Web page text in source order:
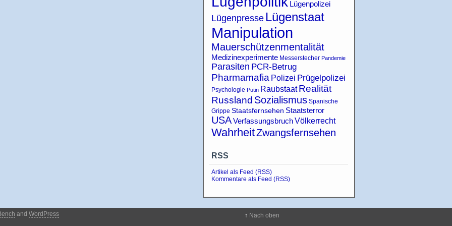
Lügenpolizei
Lügenpresse Lügenstaat
Manipulation
Mauerschützenmentalität
Medizinexperimente Messerstecher Pandemie
Parasiten PCR-Betrug
Pharmamafia Polizei Prügelpolizei
Psychologie Putin Raubstaat Realität
Russland Sozialismus Spanische
Grippe Staatsfernsehen Staatsterror
USAVerfassungsbruchVölkerrecht
WahrheitZwangsfernsehen
RSS
Artikel als Feed (RSS)
Kommentare als Feed (RSS)
and WordPress ↑ Nach oben